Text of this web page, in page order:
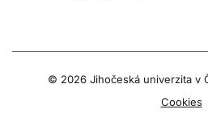
© 2026 Jihočeská univerzita v
Cookies